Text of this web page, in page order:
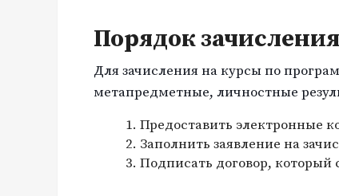
Порядок зачисления
Для зачисления на курсы по
метапредметные, личностные
Предоставить электронные
Заполнить заявление на
Подписать договор,